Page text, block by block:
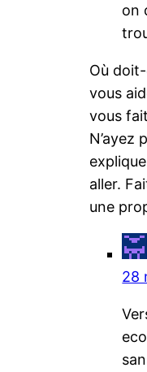
on
Où doit-
vous
vous
N’ayez
aller.
une
28